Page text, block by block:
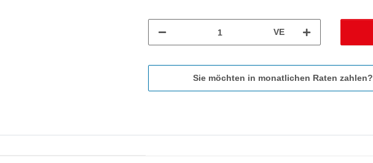
VE
Sie möchten in monatlichen Raten zahlen?